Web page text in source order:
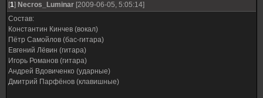
[1] Necros_Luminar [2009-06-05, 5:05:14]
Состав:
Константин Кинчев (вокал)
Пётр Самойлов (бас-гитара)
Евгений Лёвин (гитара)
Игорь Романов (гитара)
Андрей Вдовиченко (ударные)
Дмитрий Парфёнов (клавишные)